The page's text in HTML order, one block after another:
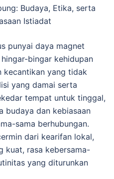
Budaya, Etika, serta
Istiadat
punyai daya magnet
bingar kehidupan
kecantikan yang tidak
yang damai serta
tempat untuk tinggal,
budaya dan kebiasaan
sama berhubungan.
dari kearifan lokal,
kuat, rasa kebersama-
yang diturunkan